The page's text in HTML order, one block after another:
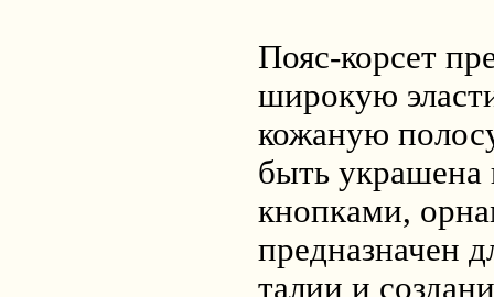
Пояс-корсет
широкую
кожаную
быть
кнопками,
предназначен
талии и